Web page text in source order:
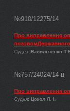
№910/12275/14
Про виправлення
Судья: Васильченко
№757/24024/14-ц
Про виправлення
Судья: Цокол Л. І.